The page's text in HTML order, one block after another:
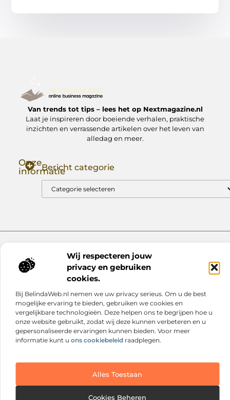
Wij respecteren jouw
privacy en gebruiken
cookies.
Bij BelindaWeb.nl nemen we uw privacy serieus. Om u de best
mogelijke ervaring te bieden, gebruiken we cookies en
vergelijkbare technologieën. Deze helpen ons te begrijpen hoe u
onze website gebruikt, zodat wij deze kunnen verbeteren en u
gepersonaliseerde ervaringen kunnen bieden. Voor meer
informatie kunt u ons cookiebeleid raadplegen.
Alles Toestaan
Cookies Beheren
Van trends tot tips – lees het op Nextmagazine.nl
Laat je inspireren door boeiende verhalen, praktische
inzichten en verrassende artikelen over het leven van
alledag en meer.
Onze
informatieBericht categorie
@2025 www.nextmagazine.nl. All Right Reserved.